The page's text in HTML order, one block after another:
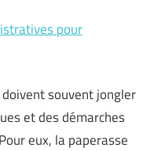
pour
souvent jongler
et des démarches
eux, la paperasse